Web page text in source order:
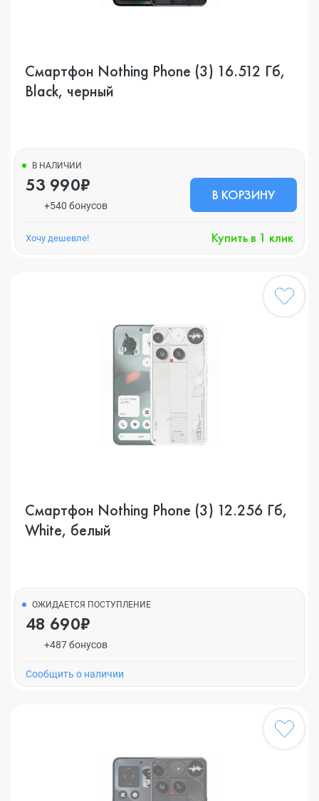
Смартфон Nothing Phone (3) 16.512 Гб,
Black, черный
В НАЛИЧИИ
53 990₽
+540 бонусов
В КОРЗИНУ
Хочу дешевле! Купить в 1 клик
Смартфон Nothing Phone (3) 12.256 Гб,
White, белый
ОЖИДАЕТСЯ ПОСТУПЛЕНИЕ
48 690₽
+487 бонусов
Cообщить о наличии